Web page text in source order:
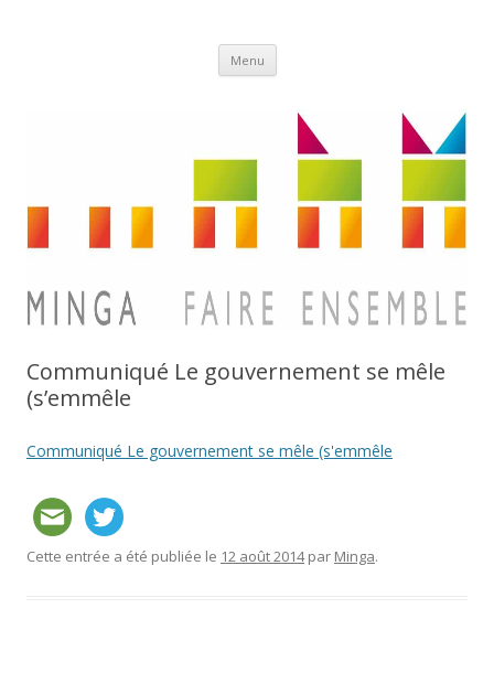
Menu Aller
contenu
Communiqué Le gouvernement se mêle
(s’emmêle
Communiqué Le gouvernement se mêle (s'emmêle
Cette entrée a été publiée le 12 août 2014 par Minga.